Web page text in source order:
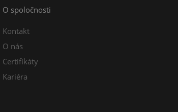
O spoločnosti
Kontakt
O nás
Certifikáty
Kariéra